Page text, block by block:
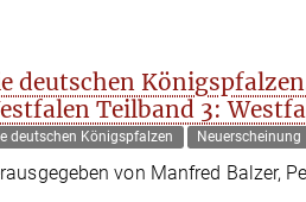
deutschen
Teilband 3:
deutschen Königspfalzen Neuerscheinung
von Manfred Balzer,